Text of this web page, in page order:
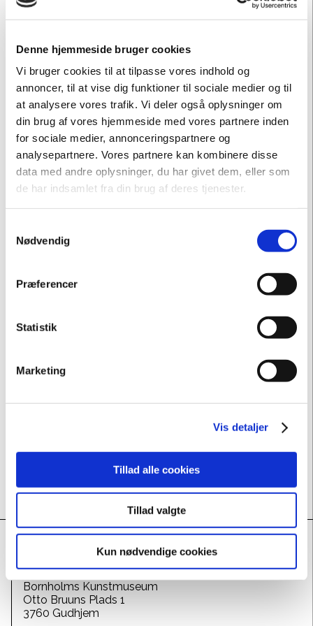
Denne hjemmeside bruger cookies
Vi bruger cookies til at tilpasse vores indhold og
annoncer, til at vise dig funktioner til sociale medier og til
at analysere vores trafik. Vi deler også oplysninger om
din brug af vores hjemmeside med vores partnere inden
for sociale medier, annonceringspartnere og
analysepartnere. Vores partnere kan kombinere disse
data med andre oplysninger, du har givet dem, eller som
de har indsamlet fra din brug af deres tjenester.
Nødvendig
Præferencer
Statistik
Marketing
Vis detaljer
Tillad alle cookies
Tillad valgte
Kun nødvendige cookies
Nyd cafeens menu til frokost eller til eftermiddagskaffe
Sommermenuen står på lækre salater, tærter,
Se menukortet
Caféen er åben for alle og kræver ikke billet til museet.
Bornholms Kunstmuseum
Otto Bruuns Plads 1
3760 Gudhjem